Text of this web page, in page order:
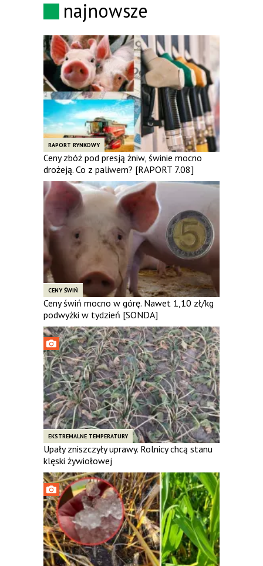
najnowsze
RAPORT RYNKOWY
Ceny zbóż pod presją żniw, świnie mocno
drożeją. Co z paliwem? [RAPORT 7.08]
CENY ŚWIŃ
Ceny świń mocno w górę. Nawet 1,10 zł/kg
podwyżki w tydzień [SONDA]
EKSTREMALNE TEMPERATURY
Upały zniszczyły uprawy. Rolnicy chcą stanu
klęski żywiołowej